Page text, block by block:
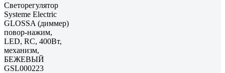
Светорегулятор
Systeme Electric
GLOSSA (диммер)
повор-нажим,
LED, RC, 400Вт,
механизм,
БЕЖЕВЫЙ
GSL000223